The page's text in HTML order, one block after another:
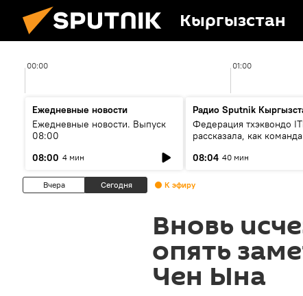
Кыргызстан
00:00 01:00
Ежедневные новости
Ежедневные новости. Выпуск
08:00
08:00 4 мин
Радио Sputnik
Федерация тхэквондо
рассказала, как
08:04 40 мин
Вчера Сегодня К эфиру
Вновь
опять
Чен Ына